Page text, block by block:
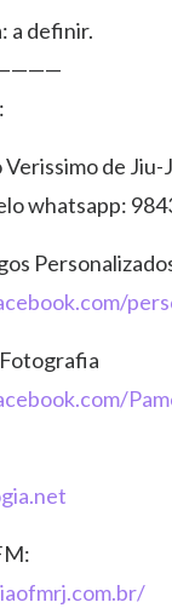
a definir.
de Jiu-
whatsapp: